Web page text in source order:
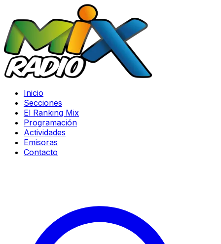
Inicio
Secciones
El Ranking Mix
Programación
Actividades
Emisoras
Contacto